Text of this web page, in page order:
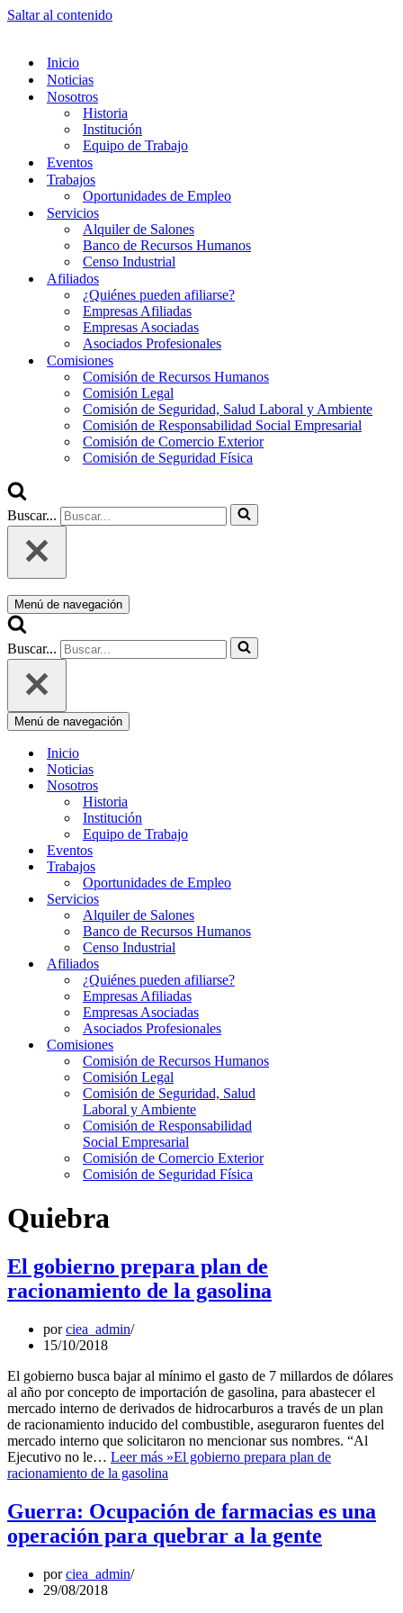
Saltar al contenido
Inicio
Noticias
Nosotros
Historia
Institución
Equipo de Trabajo
Eventos
Trabajos
Oportunidades de Empleo
Servicios
Alquiler de Salones
Banco de Recursos Humanos
Censo Industrial
Afiliados
¿Quiénes pueden afiliarse?
Empresas Afiliadas
Empresas Asociadas
Asociados Profesionales
Comisiones
Comisión de Recursos Humanos
Comisión Legal
Comisión de Seguridad, Salud Laboral y Ambiente
Comisión de Responsabilidad Social Empresarial
Comisión de Comercio Exterior
Comisión de Seguridad Física
Buscar...
Menú de navegación
Buscar...
Menú de navegación
Inicio
Noticias
Nosotros
Historia
Institución
Equipo de Trabajo
Eventos
Trabajos
Oportunidades de Empleo
Servicios
Alquiler de Salones
Banco de Recursos Humanos
Censo Industrial
Afiliados
¿Quiénes pueden afiliarse?
Empresas Afiliadas
Empresas Asociadas
Asociados Profesionales
Comisiones
Comisión de Recursos Humanos
Comisión Legal
Comisión de Seguridad, Salud
Laboral y Ambiente
Comisión de Responsabilidad
Social Empresarial
Comisión de Comercio Exterior
Comisión de Seguridad Física
Quiebra
El gobierno prepara plan de
racionamiento de la gasolina
porciea_admin
15/10/2018
El gobierno busca bajar al mínimo el gasto de 7 millardos de dólares
al año por concepto de importación de gasolina, para abastecer el
mercado interno de derivados de hidrocarburos a través de un plan
de racionamiento inducido del combustible, aseguraron fuentes del
mercado interno que solicitaron no mencionar sus nombres. “Al
Ejecutivo no le… Leer más »El gobierno prepara plan de
racionamiento de la gasolina
Guerra: Ocupación de farmacias es una
operación para quebrar a la gente
porciea_admin
29/08/2018